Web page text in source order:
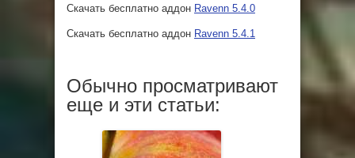
Скачать бесплатно аддон Ravenn 5.4.0
Скачать бесплатно аддон Ravenn 5.4.1
Обычно просматривают
еще и эти статьи: